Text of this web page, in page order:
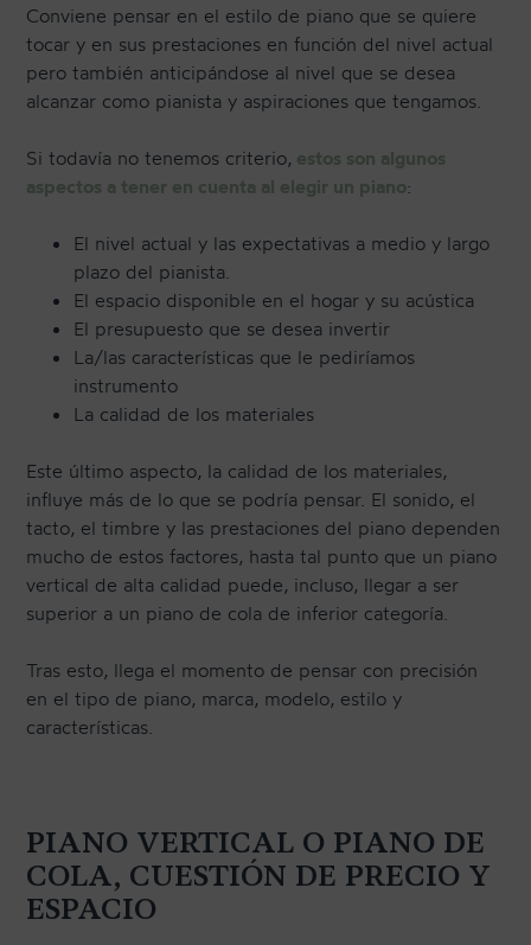
Conviene pensar en el estilo de piano que se quiere
tocar y en sus prestaciones en función del nivel actual
pero también anticipándose al nivel que se desea
alcanzar como pianista y aspiraciones que tengamos.
Si todavía no tenemos criterio, estos son algunos
aspectos a tener en cuenta al elegir un piano:
El nivel actual y las expectativas a medio y largo
plazo del pianista.
El espacio disponible en el hogar y su acústica
El presupuesto que se desea invertir
La/las características que le pediríamos
instrumento
La calidad de los materiales
Este último aspecto, la calidad de los materiales,
influye más de lo que se podría pensar. El sonido, el
tacto, el timbre y las prestaciones del piano dependen
mucho de estos factores, hasta tal punto que un piano
vertical de alta calidad puede, incluso, llegar a ser
superior a un piano de cola de inferior categoría.
Tras esto, llega el momento de pensar con precisión
en el tipo de piano, marca, modelo, estilo y
características.
PIANO VERTICAL O PIANO DE
COLA, CUESTIÓN DE PRECIO Y
ESPACIO